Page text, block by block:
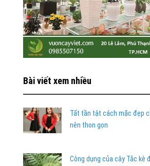
Bài viết xem nhiều
Tất tần tật cách mặc đẹp
nên thon gọn
Công dụng của cây Tắc kè